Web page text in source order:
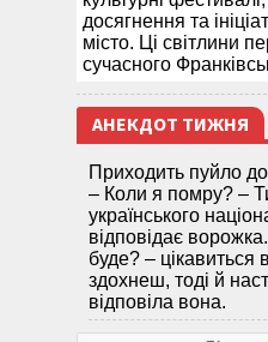
досягнення та
місто. Ці світлини
сучасного
АНЕКДОТ ТИЖНЯ
Приходить пуйло
– Коли я помру? –
українського
відповідає
буде? – цікавиться
здохнеш, тоді й
відповіла вона.